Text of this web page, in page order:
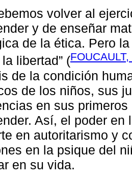
volver al
y de enseñar
de la ética. Pero
libertad” (
de la condición
de los niños, sus
en sus
Así, el poder
en autoritarismo y
en la psique del
en su vida.